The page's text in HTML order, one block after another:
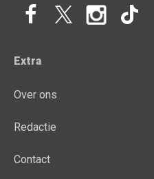
Extra
Over ons
Redactie
Contact